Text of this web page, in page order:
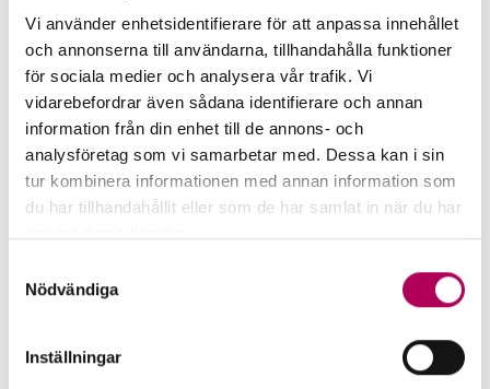
Vi använder enhetsidentifierare för att anpassa innehållet
och annonserna till användarna, tillhandahålla funktioner
för sociala medier och analysera vår trafik. Vi
vidarebefordrar även sådana identifierare och annan
information från din enhet till de annons- och
analysföretag som vi samarbetar med. Dessa kan i sin
tur kombinera informationen med annan information som
du har tillhandahållit eller som de har samlat in när du har
personuppgifter.
Nödvändiga
Inställningar
Relaterad läsning
EKN för stora företag